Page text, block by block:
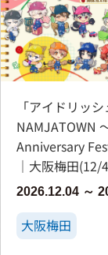
「アイドリッ
NAMJATOWN
Anniversary
｜大阪梅田(12/
2026.12.04 ～
大阪梅田